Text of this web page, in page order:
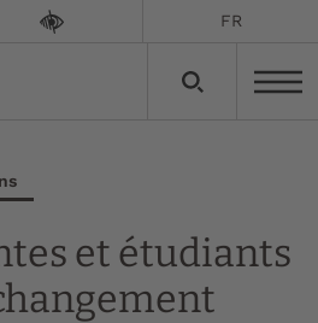
FR
et étudiants